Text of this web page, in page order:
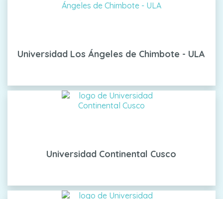
Universidad Los Ángeles de Chimbote - ULA
Universidad Continental Cusco